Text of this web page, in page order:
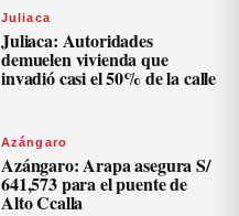
Juliaca
Juliaca: Autoridades
demuelen vivienda que
invadió casi el 50% de la calle
Azángaro
Azángaro: Arapa asegura S/
641,573 para el puente de
Alto Ccalla